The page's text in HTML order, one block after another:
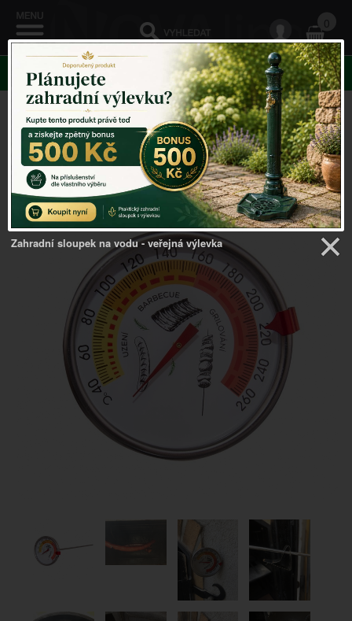
0
KATEGORIE
Venkovský domov ->Ohniště a krby->Teploměr do
udírny
Zahradní sloupek na vodu - veřejná výlevka